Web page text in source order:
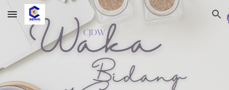
Skip to main content Skip to navigation